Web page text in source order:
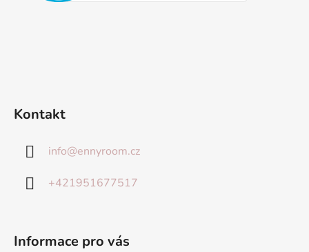
Kontakt
info@ennyroom.cz
+421951677517
Informace pro vás